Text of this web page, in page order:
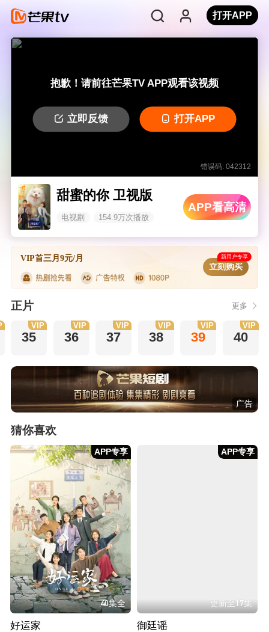
打开APP
抱歉！请前往芒果TV APP观看该视频
立即反馈 打开APP
错误码: 042312
甜蜜的你 卫视版
电视剧 154.9万次播放
APP看高清
VIP首三月9元/月 新用户专享
立刻购买
正片 更多
35
VIP
36
VIP
37
VIP
38
VIP
39
VIP
40
VIP
广告
猜你喜欢
APP专享
40集全
好运家
APP专享
更新至17集
御廷谣